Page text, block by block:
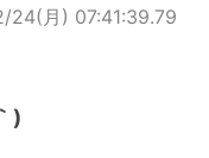
24(月) 07:41:39.79
)